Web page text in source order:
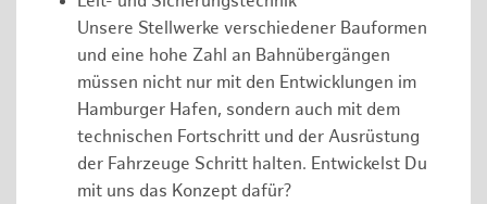
Unsere Stellwerke verschiedener Bauformen
und eine hohe Zahl an Bahnübergängen
müssen nicht nur mit den Entwicklungen im
Hamburger Hafen, sondern auch mit dem
technischen Fortschritt und der Ausrüstung
der Fahrzeuge Schritt halten. Entwickelst Du
mit uns das Konzept dafür?